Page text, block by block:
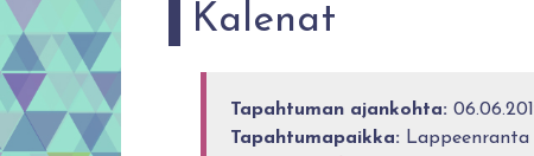
Kalenat
Tapahtuman ajankohta:
Tapahtumapaikka: Lappeenranta